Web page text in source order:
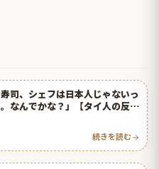
司、シェフは日本人じゃないっ
なんでかな？」【タイ人の反
続きを読む